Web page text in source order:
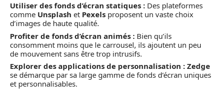
Utiliser des fonds d’écran statiques : Des plateformes
comme Unsplash et Pexels proposent un vaste choix
d’images de haute qualité.
Profiter de fonds d’écran animés : Bien qu’ils
consomment moins que le carrousel, ils ajoutent un peu
de mouvement sans être trop intrusifs.
Explorer des applications de personnalisation : Zedge
se démarque par sa large gamme de fonds d’écran uniques
et personnalisables.